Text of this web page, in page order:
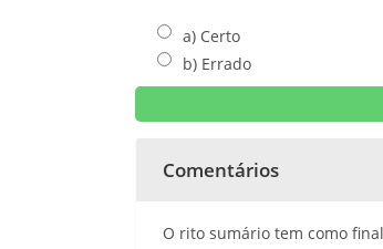
a) Certo
b) Errado
Comentários
O rito sumário tem como